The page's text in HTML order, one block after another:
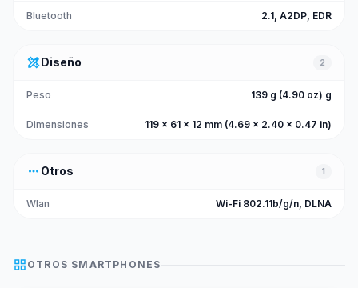
Bluetooth 2.1, A2DP, EDR
design_servicesDiseño 2
Peso 139 g (4.90 oz) g
Dimensiones 119 x 61 x 12 mm (4.69 x 2.40 x 0.47 in)
more_horiz Otros 1
Wlan Wi-Fi 802.11b/g/n, DLNA
grid_view OTROS SMARTPHONES